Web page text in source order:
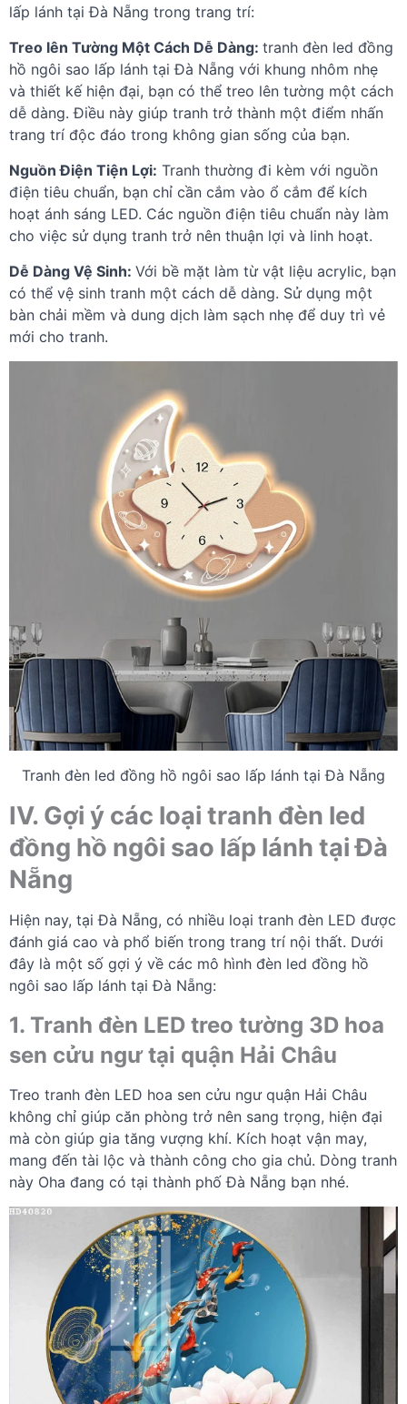
lấp lánh tại Đà Nẵng trong trang trí:
Treo lên Tường Một Cách Dễ Dàng: tranh đèn led đồng
hồ ngôi sao lấp lánh tại Đà Nẵng với khung nhôm nhẹ
và thiết kế hiện đại, bạn có thể treo lên tường một cách
dễ dàng. Điều này giúp tranh trở thành một điểm nhấn
trang trí độc đáo trong không gian sống của bạn.
Nguồn Điện Tiện Lợi: Tranh thường đi kèm với nguồn
điện tiêu chuẩn, bạn chỉ cần cắm vào ổ cắm để kích
hoạt ánh sáng LED. Các nguồn điện tiêu chuẩn này làm
cho việc sử dụng tranh trở nên thuận lợi và linh hoạt.
Dễ Dàng Vệ Sinh: Với bề mặt làm từ vật liệu acrylic, bạn
có thể vệ sinh tranh một cách dễ dàng. Sử dụng một
bàn chải mềm và dung dịch làm sạch nhẹ để duy trì vẻ
mới cho tranh.
Tranh đèn led đồng hồ ngôi sao lấp lánh tại Đà Nẵng
IV. Gợi ý các loại tranh đèn led
đồng hồ ngôi sao lấp lánh tại Đà
Nẵng
Hiện nay, tại Đà Nẵng, có nhiều loại tranh đèn LED được
đánh giá cao và phổ biến trong trang trí nội thất. Dưới
đây là một số gợi ý về các mô hình đèn led đồng hồ
ngôi sao lấp lánh tại Đà Nẵng:
1. Tranh đèn LED treo tường 3D hoa
sen cửu ngư tại quận Hải Châu
Treo tranh đèn LED hoa sen cửu ngư quận Hải Châu
không chỉ giúp căn phòng trở nên sang trọng, hiện đại
mà còn giúp gia tăng vượng khí. Kích hoạt vận may,
mang đến tài lộc và thành công cho gia chủ. Dòng tranh
này Oha đang có tại thành phố Đà Nẵng bạn nhé.